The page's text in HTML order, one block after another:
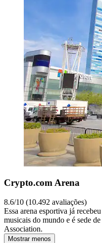
Crypto.com Arena
8.6/10 (10.492 avaliações)
Essa arena esportiva já
musicais do mundo e é sede
Association.
Mostrar menos